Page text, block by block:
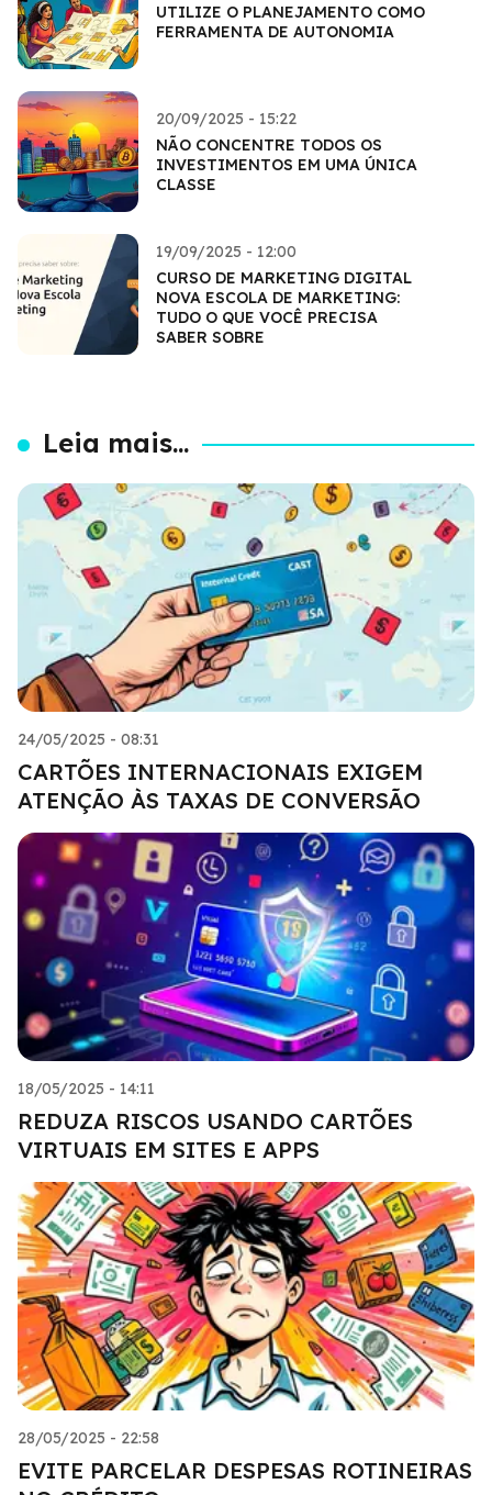
UTILIZE O PLANEJAMENTO COMO
FERRAMENTA DE AUTONOMIA
20/09/2025 - 15:22
NÃO CONCENTRE TODOS OS
INVESTIMENTOS EM UMA ÚNICA
CLASSE
19/09/2025 - 12:00
CURSO DE MARKETING DIGITAL
NOVA ESCOLA DE MARKETING:
TUDO O QUE VOCÊ PRECISA
SABER SOBRE
Leia mais...
24/05/2025 - 08:31
CARTÕES INTERNACIONAIS EXIGEM
ATENÇÃO ÀS TAXAS DE CONVERSÃO
18/05/2025 - 14:11
REDUZA RISCOS USANDO CARTÕES
VIRTUAIS EM SITES E APPS
28/05/2025 - 22:58
EVITE PARCELAR DESPESAS ROTINEIRAS